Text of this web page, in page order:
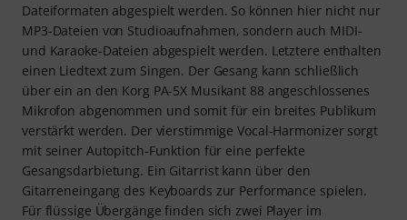
Dateiformaten abgespielt werden. So können hier nicht nur
MP3-Dateien von Studioaufnahmen, sondern auch MIDI-
und Karaoke-Dateien abgespielt werden. Letztere enthalten
einen Liedtext zum Singen. Der Gesang kann schließlich
über ein an den Korg PA-5X Musikant 88 angeschlossenes
Mikrofon abgenommen und somit für ein breites Publikum
verstärkt werden. Der vierstimmige Vocal-Harmonizer sorgt
mit seiner Autopitch-Funktion für eine perfekte
Gesangsdarbietung. Ein Gitarrist kann über den
Gitarreneingang des Keyboards zur Performance spielen.
Für flüssige Übergänge finden sich zwei Player im